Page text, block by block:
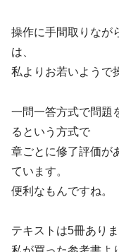
操作に手間取りなが
は、
私よりお若いようで
一問一答方式で問題
るという方式で
章ごとに修了評価が
ています。
便利なもんですね。
テキストは5冊ありま